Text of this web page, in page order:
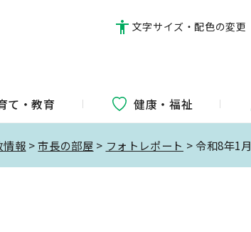
文字サイズ・配色の変更
て・教育 健康・福祉
情報 >市長の部屋 > フォトレポート > 令和8年1月